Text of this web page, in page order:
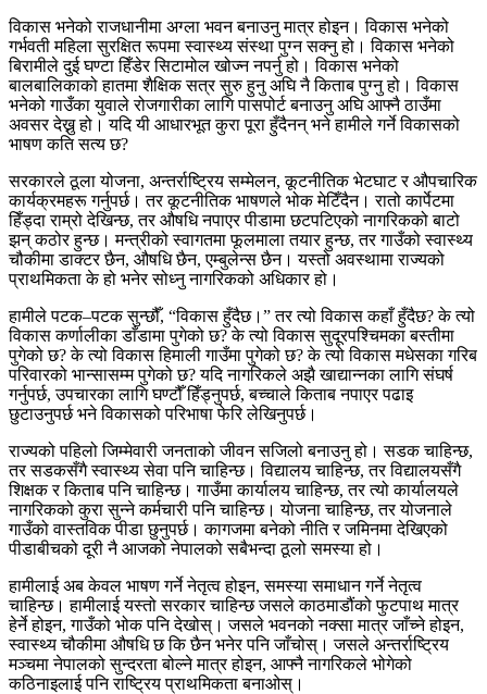
विकास भनेको राजधानीमा अग्ला भवन बनाउनु मात्र होइन। विकास भनेको
गर्भवती महिला सुरक्षित रूपमा स्वास्थ्य संस्था पुग्न सक्नु हो। विकास भनेको
बिरामीले दुई घण्टा हिँडेर सिटामोल खोज्न नपर्नु हो। विकास भनेको
बालबालिकाको हातमा शैक्षिक सत्र सुरु हुनु अघि नै किताब पुग्नु हो। विकास
भनेको गाउँका युवाले रोजगारीका लागि पासपोर्ट बनाउनु अघि आफ्नै ठाउँमा
अवसर देख्नु हो। यदि यी आधारभूत कुरा पूरा हुँदैनन् भने हामीले गर्ने विकासको
भाषण कति सत्य छ?
सरकारले ठूला योजना, अन्तर्राष्ट्रिय सम्मेलन, कूटनीतिक भेटघाट र औपचारिक
कार्यक्रमहरू गर्नुपर्छ। तर कूटनीतिक भाषणले भोक मेटिँदैन। रातो कार्पेटमा
हिँड्दा राम्रो देखिन्छ, तर औषधि नपाएर पीडामा छटपटिएको नागरिकको बाटो
झन् कठोर हुन्छ। मन्त्रीको स्वागतमा फूलमाला तयार हुन्छ, तर गाउँको स्वास्थ्य
चौकीमा डाक्टर छैन, औषधि छैन, एम्बुलेन्स छैन। यस्तो अवस्थामा राज्यको
प्राथमिकता के हो भनेर सोध्नु नागरिकको अधिकार हो।
हामीले पटक–पटक सुन्छौँ, “विकास हुँदैछ।” तर त्यो विकास कहाँ हुँदैछ? के त्यो
विकास कर्णालीका डाँडामा पुगेको छ? के त्यो विकास सुदूरपश्चिमका बस्तीमा
पुगेको छ? के त्यो विकास हिमाली गाउँमा पुगेको छ? के त्यो विकास मधेसका गरिब
परिवारको भान्सासम्म पुगेको छ? यदि नागरिकले अझै खाद्यान्नका लागि संघर्ष
गर्नुपर्छ, उपचारका लागि घण्टौँ हिँड्नुपर्छ, बच्चाले किताब नपाएर पढाइ
छुटाउनुपर्छ भने विकासको परिभाषा फेरि लेखिनुपर्छ।
राज्यको पहिलो जिम्मेवारी जनताको जीवन सजिलो बनाउनु हो। सडक चाहिन्छ,
तर सडकसँगै स्वास्थ्य सेवा पनि चाहिन्छ। विद्यालय चाहिन्छ, तर विद्यालयसँगै
शिक्षक र किताब पनि चाहिन्छ। गाउँमा कार्यालय चाहिन्छ, तर त्यो कार्यालयले
नागरिकको कुरा सुन्ने कर्मचारी पनि चाहिन्छ। योजना चाहिन्छ, तर योजनाले
गाउँको वास्तविक पीडा छुनुपर्छ। कागजमा बनेको नीति र जमिनमा देखिएको
पीडाबीचको दूरी नै आजको नेपालको सबैभन्दा ठूलो समस्या हो।
हामीलाई अब केवल भाषण गर्ने नेतृत्व होइन, समस्या समाधान गर्ने नेतृत्व
चाहिन्छ। हामीलाई यस्तो सरकार चाहिन्छ जसले काठमाडौंको फुटपाथ मात्र
हेर्ने होइन, गाउँको भोक पनि देखोस्। जसले भवनको नक्सा मात्र जाँच्ने होइन,
स्वास्थ्य चौकीमा औषधि छ कि छैन भनेर पनि जाँचोस्। जसले अन्तर्राष्ट्रिय
मञ्चमा नेपालको सुन्दरता बोल्ने मात्र होइन, आफ्नै नागरिकले भोगेको
कठिनाइलाई पनि राष्ट्रिय प्राथमिकता बनाओस्।